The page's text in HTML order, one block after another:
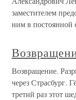
заместителем
ним в постоянной
Возвращение.
через Страсбург.
третий раз этот